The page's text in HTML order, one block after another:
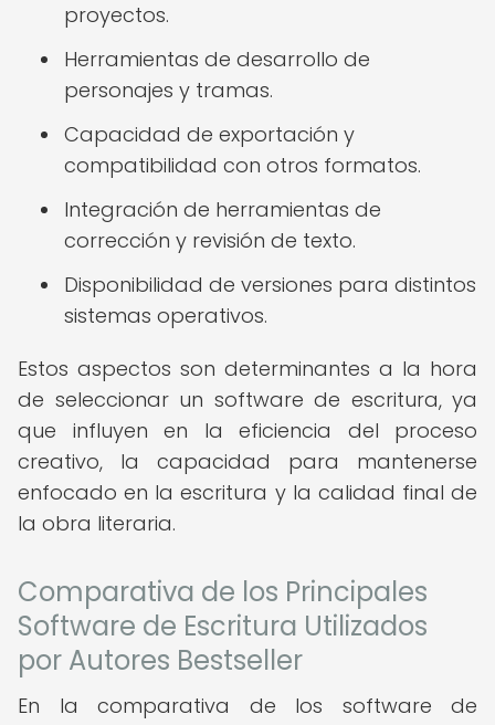
proyectos.
Herramientas de desarrollo de
personajes y tramas.
Capacidad de exportación y
compatibilidad con otros formatos.
Integración de herramientas de
corrección y revisión de texto.
Disponibilidad de versiones para distintos
sistemas operativos.
Estos aspectos son determinantes a la hora
de seleccionar un software de escritura, ya
que influyen en la eficiencia del proceso
creativo, la capacidad para mantenerse
enfocado en la escritura y la calidad final de
la obra literaria.
Comparativa de los Principales
Software de Escritura Utilizados
por Autores Bestseller
En la comparativa de los software de